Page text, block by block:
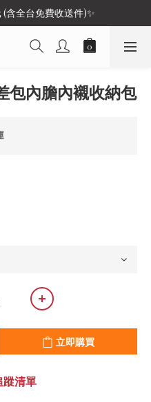
含全台免費收送件)✨
包內膽內襯收納包
立即購買
蹤清單